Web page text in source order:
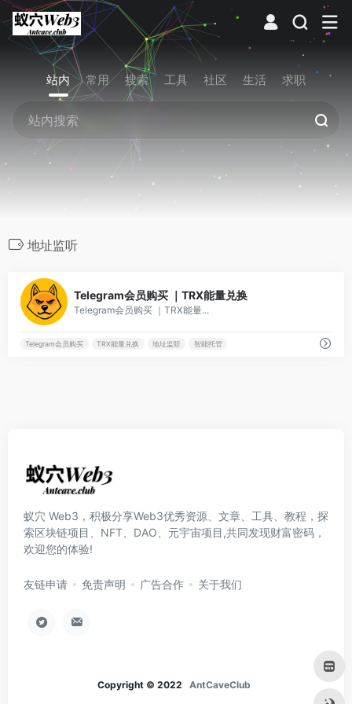
站内 常用 搜索 工具 社区 生活 求职
地址监听
Telegram会员购买 ｜TRX能量兑换
Telegram会员购买 ｜TRX能量...
Telegram会员购买 TRX能量兑换 地址监听 智能托管
蚁穴 Web3，积极分享Web3优秀资源、文章、工具、教程，探
索区块链项目、NFT、DAO、元宇宙项目,共同发现财富密码，
欢迎您的体验!
友链申请 免责声明 广告合作 关于我们
Copyright © 2022 AntCaveClub